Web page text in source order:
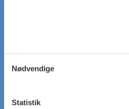
Nødvendige
Statistik